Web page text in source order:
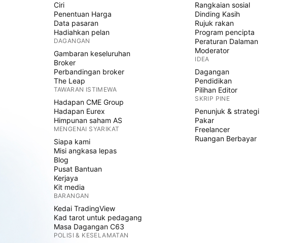
Ciri
Penentuan Harga
Data pasaran
Hadiahkan pelan
DAGANGAN
Gambaran keseluruhan
Broker
Perbandingan broker
The Leap
TAWARAN ISTIMEWA
Hadapan CME Group
Hadapan Eurex
Himpunan saham AS
MENGENAI SYARIKAT
Siapa kami
Misi angkasa lepas
Blog
Pusat Bantuan
Kerjaya
Kit media
BARANGAN
Kedai TradingView
Kad tarot untuk pedagang
Masa Dagangan C63
POLISI & KESELAMATAN
Rangkaian sosial
Dinding Kasih
Rujuk rakan
Program pencipta
Peraturan Dalaman
Moderator
IDEA
Dagangan
Pendidikan
Pilihan Editor
SKRIP PINE
Penunjuk & strategi
Pakar
Freelancer
Ruangan Berbayar